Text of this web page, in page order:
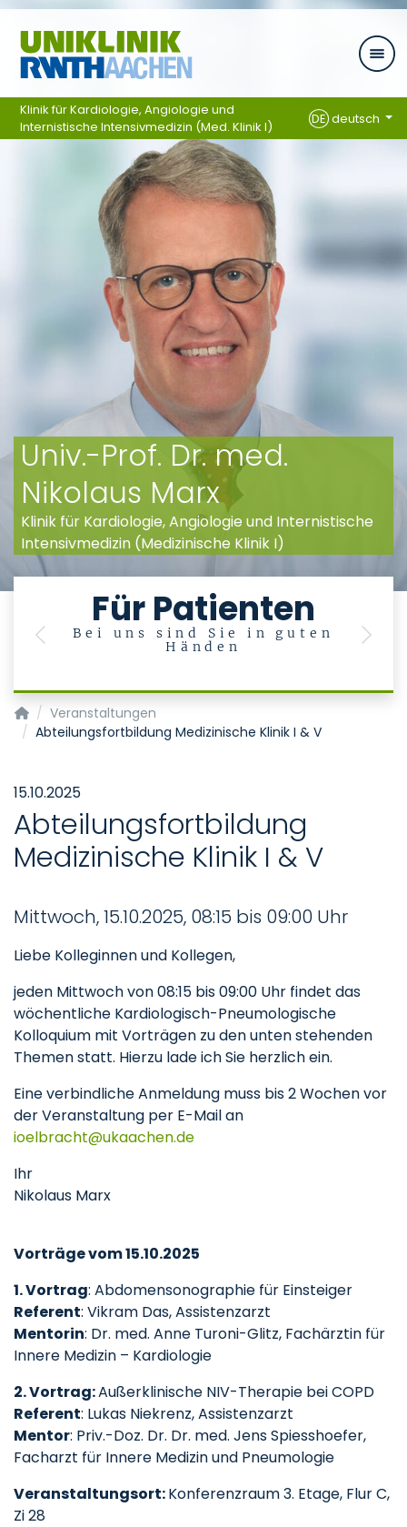
Zum Inhalt springen
Univ.-Prof. Dr. med.
Nikolaus Marx
Klinik für Kardiologie, Angiologie und Internistische
Intensivmedizin (Medizinische Klinik I)
Für Patienten
Bei uns sind Sie in guten
Händen
Previous Next
Klinik für Kardiologie, Angiologie und
Internistische Intensivmedizin (Med. Klinik I)
DEdeutsch
Klinik für Kardiologie, Angiologie und Internistische
Veranstaltungen
Abteilungsfortbildung Medizinische Klinik I & V
15.10.2025
Abteilungsfortbildung
Medizinische Klinik I & V
Mittwoch, 15.10.2025, 08:15 bis 09:00 Uhr
Liebe Kolleginnen und Kollegen,
jeden Mittwoch von 08:15 bis 09:00 Uhr findet das
wöchentliche Kardiologisch-Pneumologische
Kolloquium mit Vorträgen zu den unten stehenden
Themen statt. Hierzu lade ich Sie herzlich ein.
Eine verbindliche Anmeldung muss bis 2 Wochen vor
der Veranstaltung per E-Mail an
ioelbracht
ukaachende
Ihr
Nikolaus Marx
Vorträge vom 15.10.2025
1. Vortrag: Abdomensonographie für Einsteiger
Referent: Vikram Das, Assistenzarzt
Mentorin: Dr. med. Anne Turoni-Glitz, Fachärztin für
Innere Medizin – Kardiologie
2. Vortrag:Außerklinische NIV-Therapie bei COPD
Referent: Lukas Niekrenz, Assistenzarzt
Mentor: Priv.-Doz. Dr. Dr. med. Jens Spiesshoefer,
Facharzt für Innere Medizin und Pneumologie
Veranstaltungsort:Konferenzraum 3. Etage, Flur C,
Zi 28